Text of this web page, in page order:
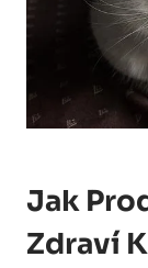
Jak
Zdraví